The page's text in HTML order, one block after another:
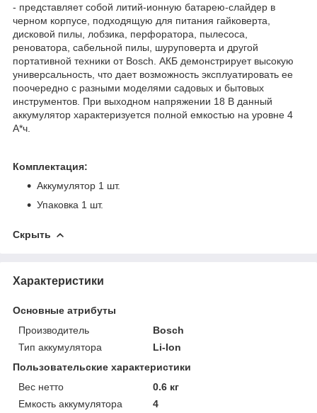
- представляет собой литий-ионную батарею-слайдер в
черном корпусе, подходящую для питания гайковерта,
дисковой пилы, лобзика, перфоратора, пылесоса,
реноватора, сабельной пилы, шуруповерта и другой
портативной техники от Bosch. АКБ демонстрирует высокую
универсальность, что дает возможность эксплуатировать ее
поочередно с разными моделями садовых и бытовых
инструментов. При выходном напряжении 18 В данный
аккумулятор характеризуется полной емкостью на уровне 4
А*ч.
Комплектация:
Аккумулятор 1 шт.
Упаковка 1 шт.
Скрыть
Характеристики
Основные атрибуты
Производитель
Bosch
Тип аккумулятора
Li-Ion
Пользовательские характеристики
Вес нетто
0.6 кг
Емкость аккумулятора
4